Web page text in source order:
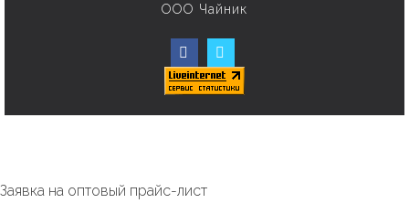
ООО Чайник
Заявка на оптовый прайс-лист